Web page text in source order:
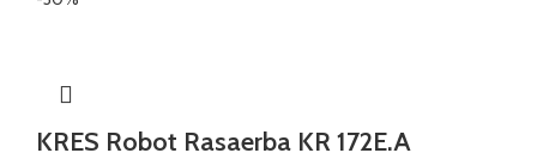
KRES Robot Rasaerba KR 172E.A